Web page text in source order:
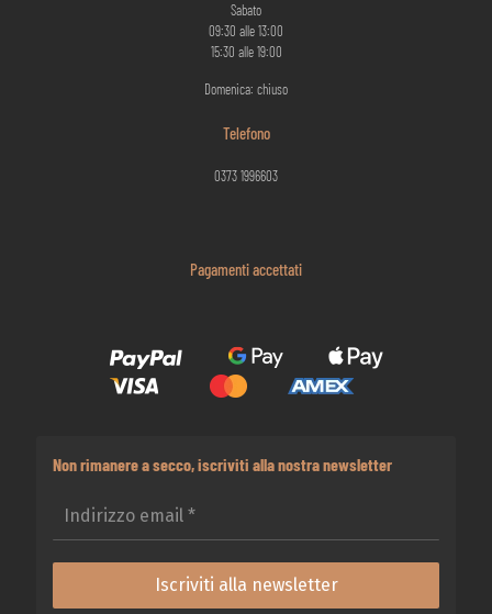
Sabato
09:30 alle 13:00
15:30 alle 19:00
Domenica: chiuso
Telefono
0373 1996603
Pagamenti accettati
Non rimanere a secco, iscriviti alla nostra newsletter